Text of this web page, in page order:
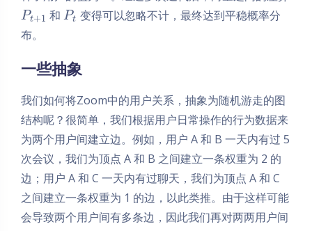
Pt+1 和Pt 变得可以忽略不计，最终达到平稳概率分
布。
一些抽象
我们如何将Zoom中的用户关系，抽象为随机游走的图
结构呢？很简单，我们根据用户日常操作的行为数据来
为两个用户间建立边。例如，用户 A 和 B 一天内有过 5
次会议，我们为顶点 A 和 B 之间建立一条权重为 2 的
边；用户 A 和 C 一天内有过聊天，我们为顶点 A 和 C
之间建立一条权重为 1 的边，以此类推。由于这样可能
会导致两个用户间有多条边，因此我们再对两两用户间